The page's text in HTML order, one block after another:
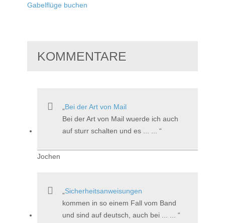
Gabelflüge buchen
KOMMENTARE
Bei der Art von Mail
Bei der Art von Mail wuerde ich auch
auf sturr schalten und es ... ...
Jochen
Sicherheitsanweisungen
kommen in so einem Fall vom Band
und sind auf deutsch, auch bei ... ...